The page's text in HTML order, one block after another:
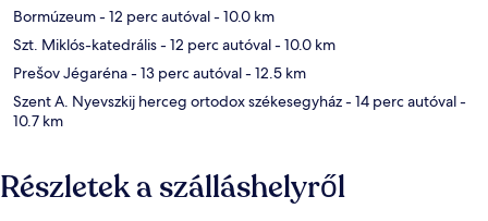
Bormúzeum- 12 perc autóval- 10.0 km
Szt. Miklós-katedrális- 12 perc autóval- 10.0 km
Prešov Jégaréna- 13 perc autóval- 12.5 km
Szent A. Nyevszkij herceg ortodox székesegyház- 14 perc autóval-
10.7 km
Részletek a szálláshelyről